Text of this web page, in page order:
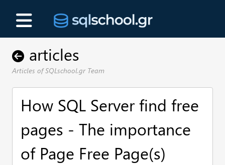
articles
Articles of SQLschool.gr Team
How SQL Server find free
pages - The importance
of Page Free Page(s)